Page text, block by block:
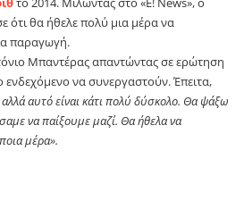
ότι θα ήθελε πολύ μια μέρα να
παραγωγή.
Μπαντέρας απαντώντας σε ερώτηση
να συνεργαστούν. Έπειτα,
αυτό είναι κάτι πολύ δύσκολο. Θα ψάξω
να παίξουμε μαζί. Θα ήθελα να
μέρα».